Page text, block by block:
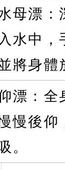
母漂：
入水中
將身體
漂：全
慢後仰
。